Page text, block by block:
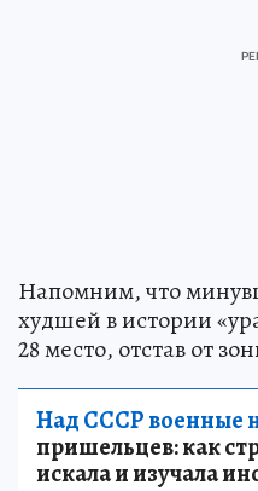
Напомним, что
худшей в истории
28 место, отстав от
Над СССР военные
пришельцев: как
искала и изучала